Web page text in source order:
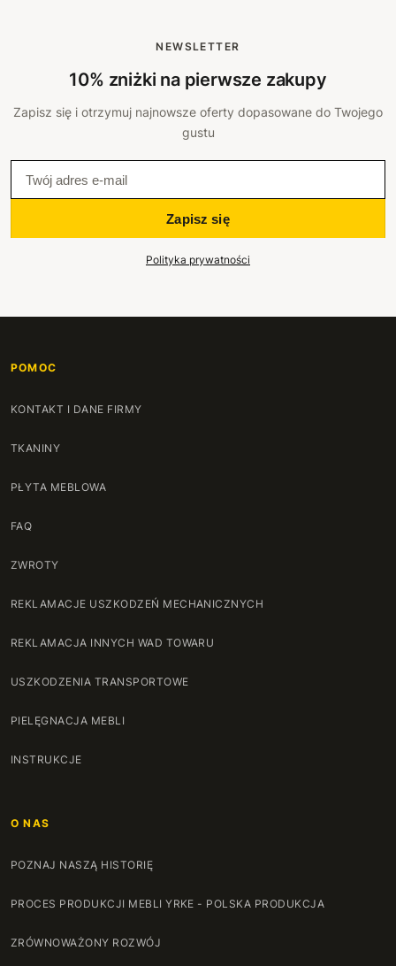
NEWSLETTER
10% zniżki na pierwsze zakupy
Zapisz się i otrzymuj najnowsze oferty dopasowane do Twojego
gustu
Zapisz się
Polityka prywatności
POMOC
KONTAKT I DANE FIRMY
TKANINY
PŁYTA MEBLOWA
FAQ
ZWROTY
REKLAMACJE USZKODZEŃ MECHANICZNYCH
REKLAMACJA INNYCH WAD TOWARU
USZKODZENIA TRANSPORTOWE
PIELĘGNACJA MEBLI
INSTRUKCJE
O NAS
POZNAJ NASZĄ HISTORIĘ
PROCES PRODUKCJI MEBLI YRKE - POLSKA PRODUKCJA
ZRÓWNOWAŻONY ROZWÓJ